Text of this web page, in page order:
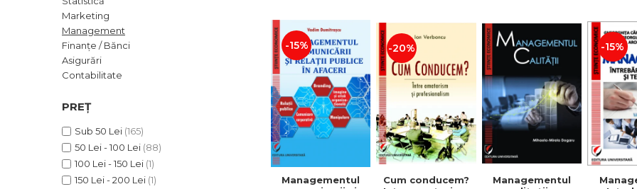
ADMINISTRATIVE
ȘTIINȚE ECONOMICE
ȘTIINȚE EXACTE
EDUCAȚIE FIZICĂ ȘI SPORT
PREUNIVERSITARIA
PACHETE DE STUDIU
PROMOȚIILE LUNII
Cum Cumpăr
Politica de Retur
Formular de Retur
Marketing
Management
Finanțe / Bănci
Asigurări
Contabilitate
PREȚ
Sub 50 Lei (165)
50 Lei - 100 Lei (88)
100 Lei - 150 Lei (1)
150 Lei - 200 Lei (1)
-15%
Managementul
-20%
Cum conducem?
Managementul
-15%